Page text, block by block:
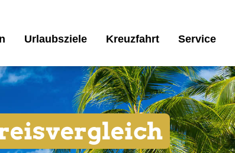
Urlaubsziele Kreuzfahrt Service